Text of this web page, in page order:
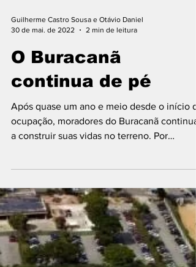
Guilherme Castro Sousa e Otávio Daniel
30 de mai. de 2022
2 min de leitura
O Buracanã
continua de pé
Após quase um ano e meio desde o início
a construir suas vidas no terreno. Por
Guilherme...